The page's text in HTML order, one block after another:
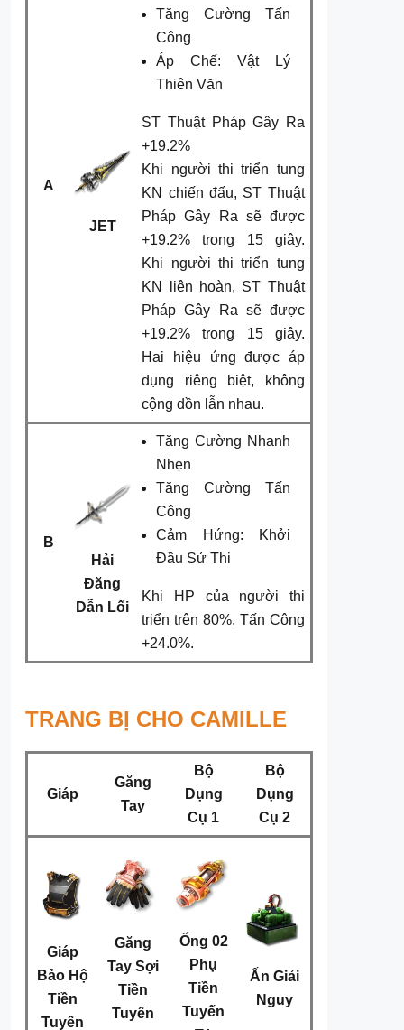
A
JET
Tăng Cường Tấn
Công
Áp Chế: Vật Lý
Thiên Văn
ST Thuật Pháp Gây Ra
+19.2%
Khi người thi triển tung
KN chiến đấu, ST Thuật
Pháp Gây Ra sẽ được
+19.2% trong 15 giây.
Khi người thi triển tung
KN liên hoàn, ST Thuật
Pháp Gây Ra sẽ được
+19.2% trong 15 giây.
Hai hiệu ứng được áp
dụng riêng biệt, không
cộng dồn lẫn nhau.
B
Hải
Đăng
Dẫn Lối
Tăng Cường Nhanh
Nhẹn
Tăng Cường Tấn
Công
Cảm Hứng: Khởi
Đầu Sử Thi
Khi HP của người thi
triển trên 80%, Tấn Công
+24.0%.
TRANG BỊ CHO CAMILLE
Giáp
Găng
Tay
Bộ
Dụng
Cụ 1
Bộ
Dụng
Cụ 2
Giáp
Bảo Hộ
Tiền
Tuyến
Găng
Tay Sợi
Tiền
Tuyến
Ống 02
Phụ
Tiền
Tuyến
Ấn Giải
Nguy